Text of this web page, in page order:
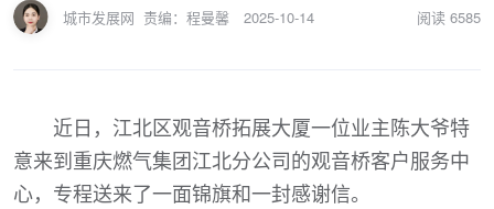
城市发展网 责编：程曼馨 2025-10-14 阅读 6585
近日，江北区观音桥拓展大厦一位业主陈大爷特
意来到重庆燃气集团江北分公司的观音桥客户服务中
心，专程送来了一面锦旗和一封感谢信。